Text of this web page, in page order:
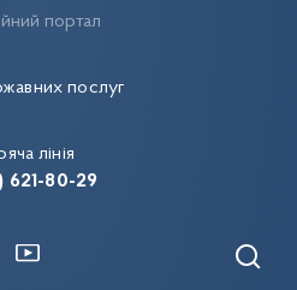
послуг
портал
лінія
621-80-29